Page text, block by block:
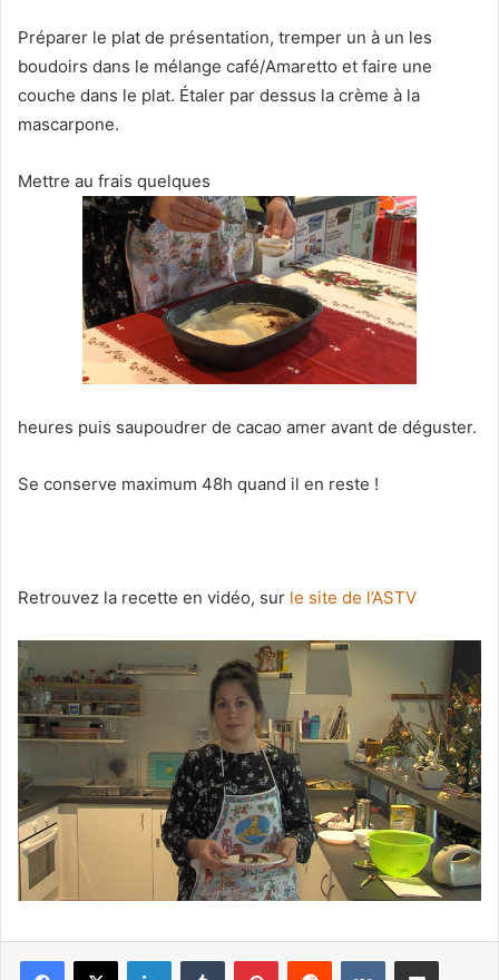
Préparer le plat de présentation, tremper un à un les
boudoirs dans le mélange café/Amaretto et faire une
couche dans le plat. Étaler par dessus la crème à la
mascarpone.
Mettre au frais quelques
heures puis saupoudrer de cacao amer avant de déguster.
Se conserve maximum 48h quand il en reste !
Retrouvez la recette en vidéo, sur le site de l’ASTV
LinkedinTumblr PinterestReddit VKontaktePartager par email